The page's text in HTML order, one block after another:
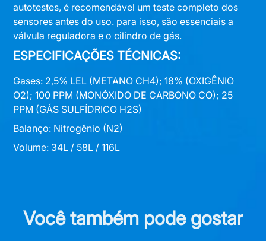
autotestes, é recomendável um teste completo dos
sensores antes do uso. para isso, são essenciais a
válvula reguladora e o cilindro de gás.
ESPECIFICAÇÕES TÉCNICAS:
Gases: 2,5% LEL (METANO CH4); 18% (OXIGÊNIO
O2); 100 PPM (MONÓXIDO DE CARBONO CO); 25
PPM (GÁS SULFÍDRICO H2S)
Balanço: Nitrogênio (N2)
Volume: 34L / 58L / 116L
Você também pode gostar